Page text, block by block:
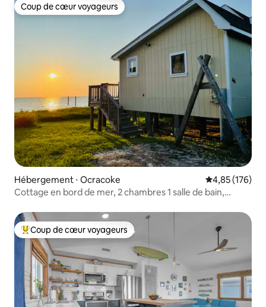
Coup de cœur voyageurs
Coup de cœur voyageurs
Hébergement ⋅ Ocracoke Évaluation
4,85 (176)
Cottage en bord de mer, 2 chambres 1 salle de bain,
Coups de cœur voyageurs les plus appréciés
Coup de cœur voyageurs